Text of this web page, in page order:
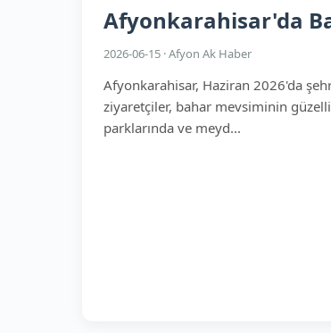
Afyonkarahisar'da
2026-06-15 · Afyon Ak Haber
Afyonkarahisar, Haziran 2026'da
ziyaretçiler, bahar mevsiminin
parklarında ve meyd...